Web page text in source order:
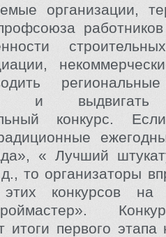
организации,
работников
и выдвигать
конкурс.
« Лучший
то организаторы
этих конкурсов на
итоги первого